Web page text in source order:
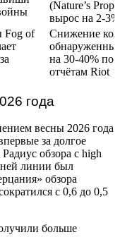
(Nature’s
вырос на 2-3%
Fog of
Снижение
на 30-40% по
отчётам Riot
года
весны 2026 года
за долгое
обзора с high
линии был
обзора
с 0,6 до 0,5
больше